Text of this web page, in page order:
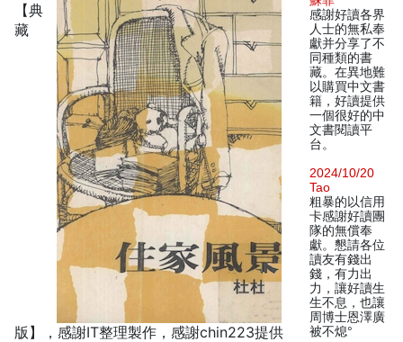
【典
藏
版】，感謝IT整理製作，感謝chin223提供
感謝好讀各界
人士的無私奉
獻并分享了不
同種類的書
藏。在異地難
以購買中文書
籍，好讀提供
一個很好的中
文書閱讀平
台。
2024/10/20
Tao
粗暴的以信用
卡感謝好讀團
隊的無償奉
獻。懇請各位
讀友有錢出
錢，有力出
力，讓好讀生
生不息，也讓
周博士恩澤廣
被不熄°